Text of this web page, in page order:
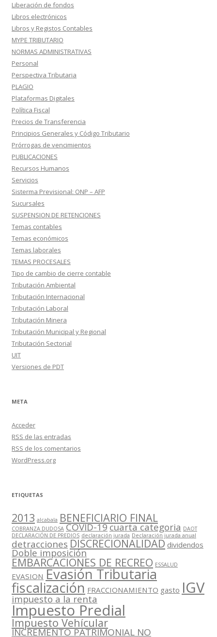
Liberación de fondos
Libros electrónicos
Libros y Registos Contables
MYPE TRIBUTARIO
NORMAS ADMINISTRATIVAS
Personal
Perspectiva Tributaria
PLAGIO
Plataformas Digitales
Política Fiscal
Precios de Transferencia
Principios Generales y Código Tributario
Prórrogas de vencimientos
PUBLICACIONES
Recursos Humanos
Servicios
Sisterma Previsional: ONP – AFP
Sucursales
SUSPENSION DE RETENCIONES
Temas contables
Temas económicos
Temas laborales
TEMAS PROCESALES
Tipo de cambio de cierre contable
Tributación Ambiental
Tributación Internacional
Tributación Laboral
Tributación Minera
Tributación Municipal y Regional
Tributación Sectorial
UIT
Versiones de PDT
META
Acceder
RSS de las entradas
RSS de los comentarios
WordPress.org
ETIQUETAS
2013 alcabala BENEFICIARIO FINAL
COBRANZA DUDOSA COVID-19cuarta categoria DAOT
DECLARACIÓN DE PREDIOS declaración jurada Declaración jurada anual
detracciones DISCRECIONALIDAD dividendos
Doble imposición
EMBARCACIONES DE RECREO ESSALUD
EVASION Evasión Tributaria
fiscalización FRACCIONAMIENTO gasto IGV
impuesto a la renta
Impuesto Predial
Impuesto Vehícular
INCREMENTO PATRIMONIAL NO